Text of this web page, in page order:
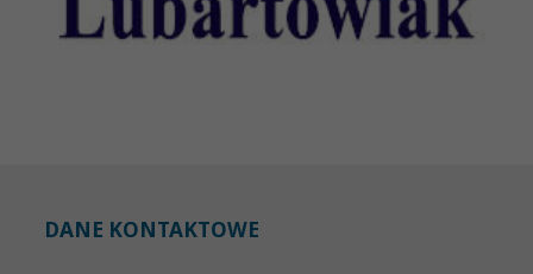
DANE KONTAKTOWE